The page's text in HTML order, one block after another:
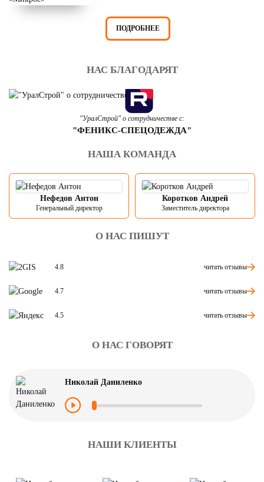
ПОДРОБНЕЕ
НАС БЛАГОДАРЯТ
"УралСтрой" о сотрудничестве с:
"ФЕНИКС-СПЕЦОДЕЖДА"
НАША КОМАНДА
Нефедов Антон
Генеральный директор
Коротков Андрей
Заместитель директора
О НАС ПИШУТ
4.8 читать отзывы
4.7 читать отзывы
4.5 читать отзывы
О НАС ГОВОРЯТ
Николай Даниленко
НАШИ КЛИЕНТЫ